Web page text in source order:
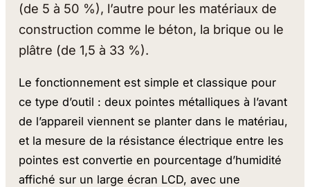
(de 5 à 50 %), l’autre pour les matériaux de
construction comme le béton, la brique ou le
plâtre (de 1,5 à 33 %).
Le fonctionnement est simple et classique pour
ce type d’outil : deux pointes métalliques à l’avant
de l’appareil viennent se planter dans le matériau,
et la mesure de la résistance électrique entre les
pointes est convertie en pourcentage d’humidité
affiché sur un large écran LCD, avec une